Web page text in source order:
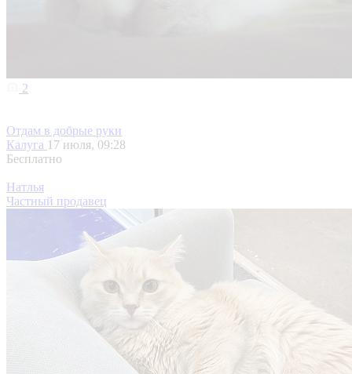
2
Отдам в добрые руки
Калуга 17 июля, 09:28
Бесплатно
Натлья
Частный продавец